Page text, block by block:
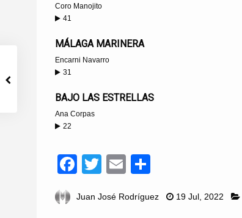
Coro Manojito
41
MÁLAGA MARINERA
Encarni Navarro
31
BAJO LAS ESTRELLAS
Ana Corpas
22
Facebook
TwitterEmail
Juan José Rodríguez 19 Jul, 2022